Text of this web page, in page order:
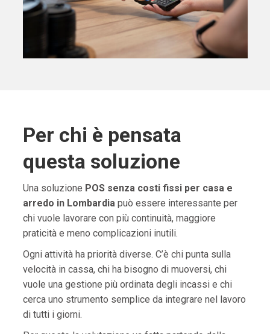
Per chi è pensata
questa soluzione
Una soluzione POS senza costi fissi per casa e
arredo in Lombardiapuò essere interessante per
chi vuole lavorare con più continuità, maggiore
praticità e meno complicazioni inutili.
Ogni attività ha priorità diverse. C’è chi punta sulla
velocità in cassa, chi ha bisogno di muoversi, chi
vuole una gestione più ordinata degli incassi e chi
cerca uno strumento semplice da integrare nel lavoro
di tutti i giorni.